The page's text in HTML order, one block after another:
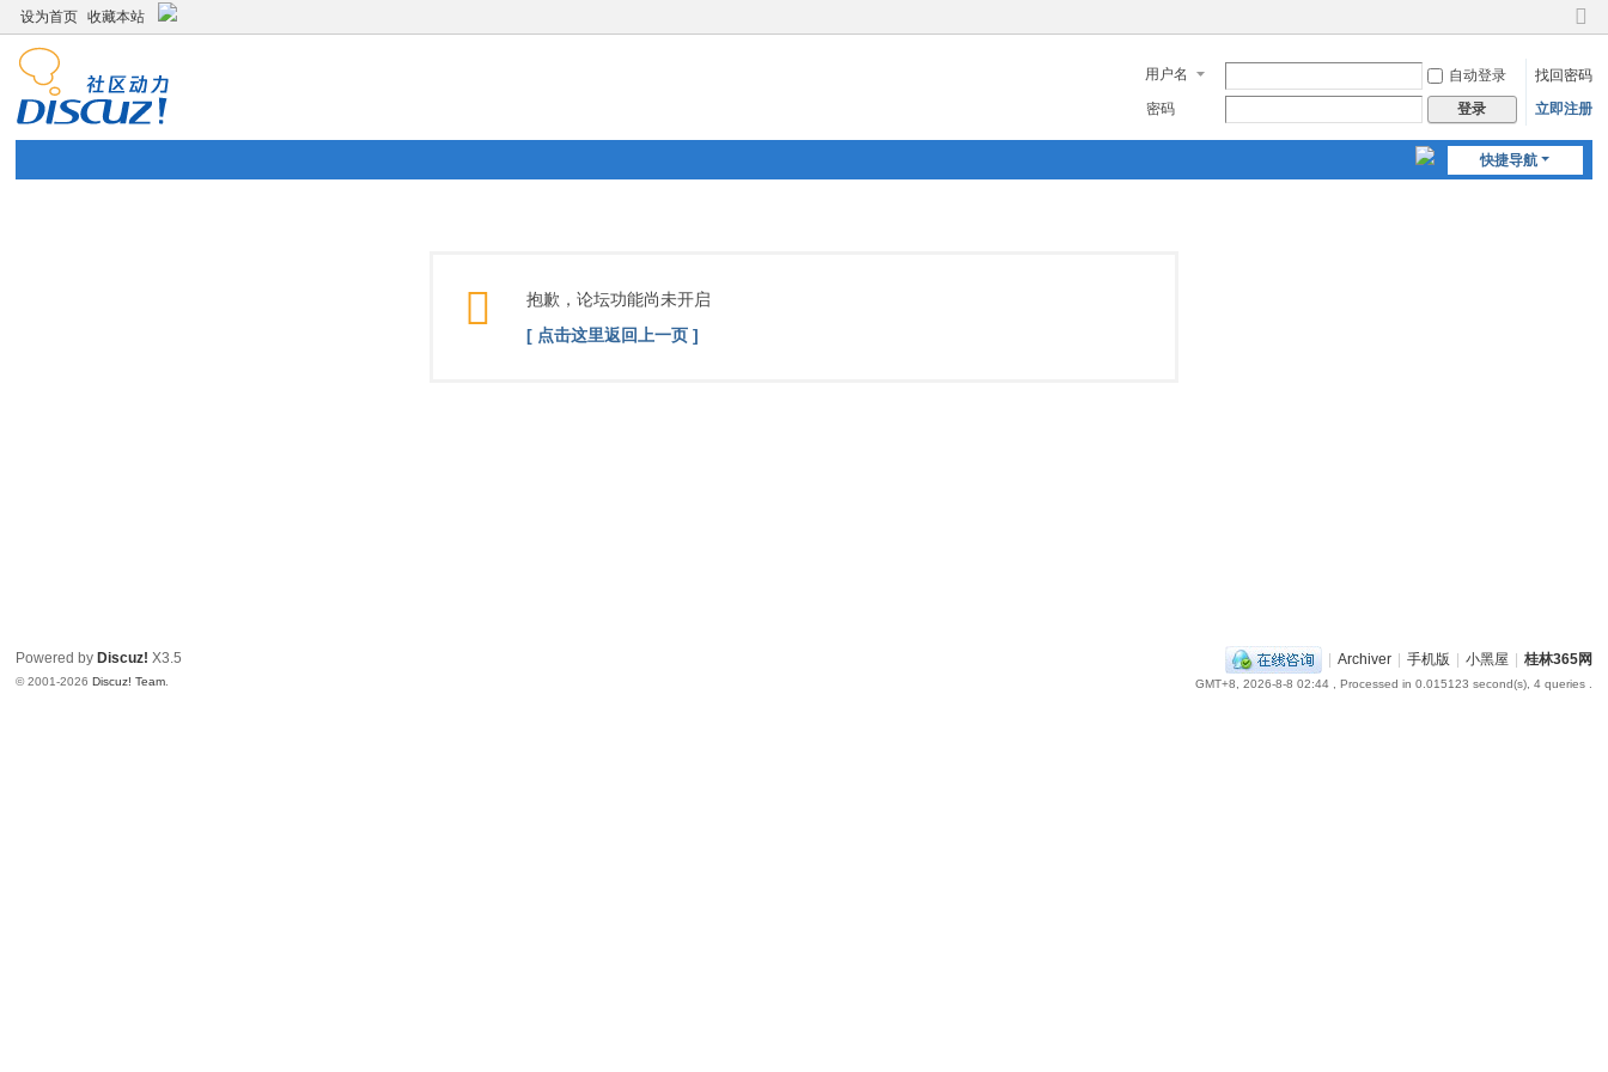
设为首页 收藏本站
切
到
窄
用户名 自动登录
找回密码
密码
登录 立即注册
快捷导航
抱歉，论坛功能尚未开启
[ 点击这里返回上一页 ]
| Archiver | 手机版 | 小黑屋 | 桂林365网
GMT+8, 2026-8-8 02:44, Processed in 0.015123 second(s), 4 queries .
Powered by Discuz! X3.5
© 2001-2026Discuz! Team